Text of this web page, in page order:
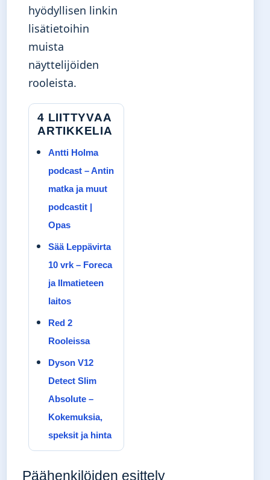
hyödyllisen linkin
lisätietoihin
muista
näyttelijöiden
rooleista.
4 LIITTYVAA
ARTIKKELIA
Antti Holma
podcast – Antin
matka ja muut
podcastit |
Opas
Sää Leppävirta
10 vrk – Foreca
ja Ilmatieteen
laitos
Red 2
Rooleissa
Dyson V12
Detect Slim
Absolute –
Kokemuksia,
speksit ja hinta
Päähenkilöiden esittely